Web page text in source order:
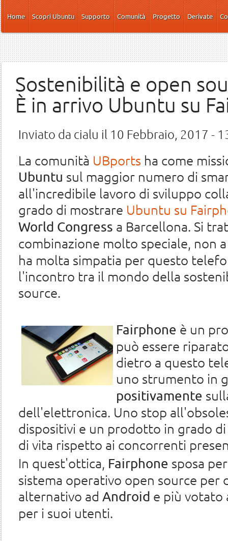
Salta al contenuto principale
Home
Scopri Ubuntu Supporto Comunità Progetto Derivate
Sostenibilità e open
È in arrivo Ubuntu su
Inviato da cialu il 10 Febbraio, 2017 -
La comunità UBports ha come
Ubuntu sul maggior numero di
all'incredibile lavoro di sviluppo
grado di mostrare Ubuntu su
World Congress a Barcellona. Si
combinazione molto speciale, non
ha molta simpatia per questo
l'incontro tra il mondo della
source.
Fairphone è un
può essere
dietro a questo
uno strumento in
positivamente
dell'elettronica. Uno stop
dispositivi e un prodotto in grado
di vita rispetto ai concorrenti
In quest'ottica, Fairphone sposa
sistema operativo open source per
alternativo ad Android e più votato
per i suoi utenti.